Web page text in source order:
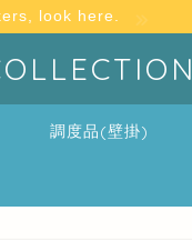
look here.
調度品(壁掛)